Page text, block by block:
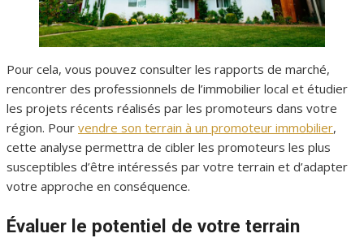
Pour cela, vous pouvez consulter les rapports de marché,
rencontrer des professionnels de l’immobilier local et étudier
les projets récents réalisés par les promoteurs dans votre
région. Pour vendre son terrain à un promoteur immobilier,
cette analyse permettra de cibler les promoteurs les plus
susceptibles d’être intéressés par votre terrain et d’adapter
votre approche en conséquence.
Évaluer le potentiel de votre terrain